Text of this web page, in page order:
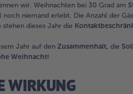
wir. Weihnachten bei 30 Grad am
noch niemand erlebt. Die Anzahl der
stehen dieses Jahr die
Jahr auf den Zusammenhalt, die
Weihnacht!